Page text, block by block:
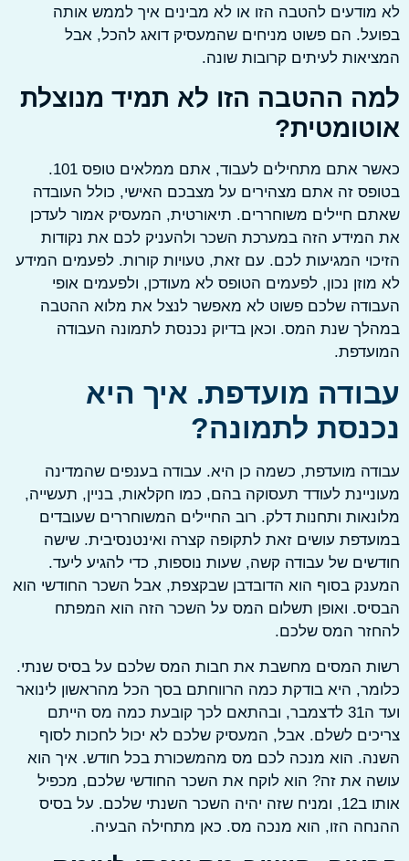
להטבה הזו או לא מבינים איך לממש אותה
הם פשוט מניחים שהמעסיק דואג להכל, אבל
לעיתים קרובות שונה.
ההטבה הזו לא תמיד מנוצלת
כאשר אתם מתחילים לעבוד, אתם ממלאים טופס 101.
זה אתם מצהירים על מצבכם האישי, כולל העובדה
חיילים משוחררים. תיאורטית, המעסיק אמור לעדכן
הזה במערכת השכר ולהעניק לכם את נקודות
המגיעות לכם. עם זאת, טעויות קורות. לפעמים המידע
נכון, לפעמים הטופס לא מעודכן, ולפעמים אופי
שלכם פשוט לא מאפשר לנצל את מלוא ההטבה
שנת המס. וכאן בדיוק נכנסת לתמונה העבודה
מועדפת. איך היא
לתמונה?
מועדפת, כשמה כן היא. עבודה בענפים שהמדינה
לעודד תעסוקה בהם, כמו חקלאות, בניין, תעשייה,
ותחנות דלק. רוב החיילים המשוחררים שעובדים
עושים זאת לתקופה קצרה ואינטנסיבית. שישה
של עבודה קשה, שעות נוספות, כדי להגיע ליעד.
בסוף הוא הדובדבן שבקצפת, אבל השכר החודשי הוא
ואופן תשלום המס על השכר הזה הוא המפתח
המס שלכם.
המסים מחשבת את חבות המס שלכם על בסיס שנתי.
היא בודקת כמה הרווחתם בסך הכל מהראשון לינואר
ועד ה31 לדצמבר, ובהתאם לכך קובעת כמה מס הייתם
לשלם. אבל, המעסיק שלכם לא יכול לחכות לסוף
הוא מנכה לכם מס מהמשכורת בכל חודש. איך הוא
את זה? הוא לוקח את השכר החודשי שלכם, מכפיל
אותו ב12, ומניח שזה יהיה השכר השנתי שלכם. על בסיס
הזו, הוא מנכה מס. כאן מתחילה הבעיה.